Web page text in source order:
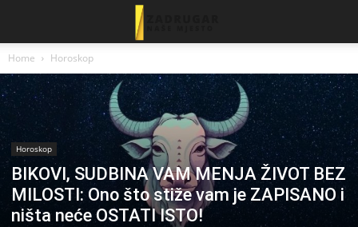
Home Horoskop
Horoskop
BIKOVI, SUDBINA VAM MENJA ŽIVOT BEZ
MILOSTI: Ono što stiže vam je ZAPISANO i
ništa neće OSTATI ISTO!